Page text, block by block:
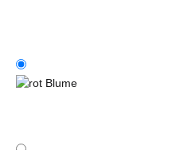
blau Blume
rot Blume